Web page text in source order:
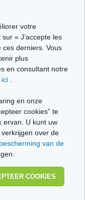
votre
« J’accepte les
ces derniers. Vous
plus
en consultant notre
ici
en onze
cookies” te
ervan. U kunt uw
over de
van de
COOKIES
la charte HON Code.
Gustave Demeylaan 57 -